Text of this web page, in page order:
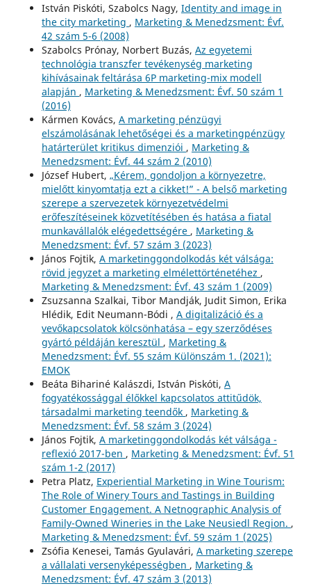
István Piskóti, Szabolcs Nagy, Identity and image in
the city marketing , Marketing & Menedzsment: Évf.
42 szám 5-6 (2008)
Szabolcs Prónay, Norbert Buzás, Az egyetemi
technológia transzfer tevékenység marketing
kihívásainak feltárása 6P marketing-mix modell
alapján , Marketing & Menedzsment: Évf. 50 szám 1
(2016)
Kármen Kovács, A marketing pénzügyi
elszámolásának lehetőségei és a marketingpénzügy
határterület kritikus dimenziói , Marketing &
Menedzsment: Évf. 44 szám 2 (2010)
József Hubert, „Kérem, gondoljon a környezetre,
mielőtt kinyomtatja ezt a cikket!” - A belső marketing
szerepe a szervezetek környezetvédelmi
erőfeszítéseinek közvetítésében és hatása a fiatal
munkavállalók elégedettségére , Marketing &
Menedzsment: Évf. 57 szám 3 (2023)
János Fojtik, A marketinggondolkodás két válsága:
rövid jegyzet a marketing elmélettörténetéhez ,
Marketing & Menedzsment: Évf. 43 szám 1 (2009)
Zsuzsanna Szalkai, Tibor Mandják, Judit Simon, Erika
Hlédik, Edit Neumann-Bódi , A digitalizáció és a
vevőkapcsolatok kölcsönhatása – egy szerződéses
gyártó példáján keresztül , Marketing &
Menedzsment: Évf. 55 szám Különszám 1. (2021):
EMOK
Beáta Bihariné Kalászdi, István Piskóti, A
fogyatékossággal élőkkel kapcsolatos attitűdök,
társadalmi marketing teendők , Marketing &
Menedzsment: Évf. 58 szám 3 (2024)
János Fojtik, A marketinggondolkodás két válsága -
reflexió 2017-ben , Marketing & Menedzsment: Évf. 51
szám 1-2 (2017)
Petra Platz, Experiential Marketing in Wine Tourism:
The Role of Winery Tours and Tastings in Building
Customer Engagement. A Netnographic Analysis of
Family-Owned Wineries in the Lake Neusiedl Region. ,
Marketing & Menedzsment: Évf. 59 szám 1 (2025)
Zsófia Kenesei, Tamás Gyulavári, A marketing szerepe
a vállalati versenyképességben , Marketing &
Menedzsment: Évf. 47 szám 3 (2013)